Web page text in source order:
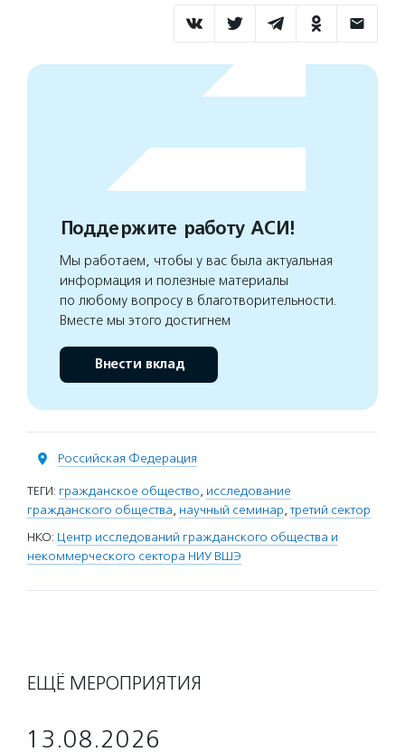
Поддержите работу АСИ!
Мы работаем, чтобы у вас была актуальная
информация и полезные материалы
по любому вопросу в благотворительности.
Вместе мы этого достигнем
Внести вклад
Российская Федерация
ТЕГИ: гражданское общество, исследование
гражданского общества, научный семинар,третий сектор
НКО: Центр исследований гражданского общества и
некоммерческого сектора НИУ ВШЭ
ЕЩЁ МЕРОПРИЯТИЯ
13.08.2026